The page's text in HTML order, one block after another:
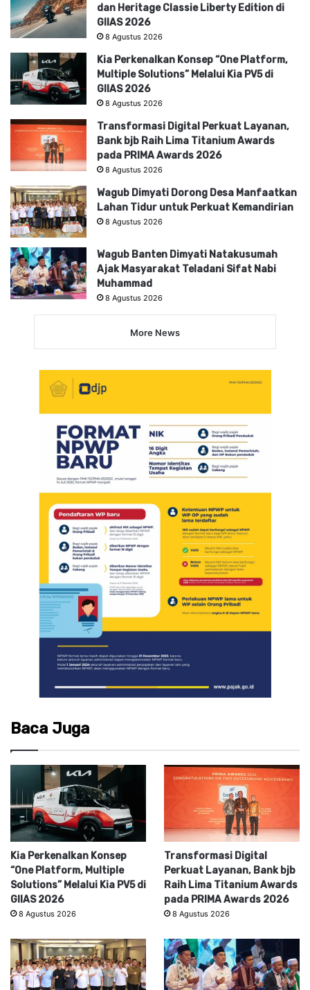
dan Heritage Classie Liberty Edition di
GIIAS 2026
8 Agustus 2026
Kia Perkenalkan Konsep “One Platform,
Multiple Solutions” Melalui Kia PV5 di
GIIAS 2026
8 Agustus 2026
Transformasi Digital Perkuat Layanan,
Bank bjb Raih Lima Titanium Awards
pada PRIMA Awards 2026
8 Agustus 2026
Wagub Dimyati Dorong Desa Manfaatkan
Lahan Tidur untuk Perkuat Kemandirian
8 Agustus 2026
Wagub Banten Dimyati Natakusumah
Ajak Masyarakat Teladani Sifat Nabi
Muhammad
8 Agustus 2026
More News
Baca Juga
Kia Perkenalkan Konsep
“One Platform, Multiple
Solutions” Melalui Kia PV5 di
GIIAS 2026
8 Agustus 2026
Transformasi Digital
Perkuat Layanan, Bank bjb
Raih Lima Titanium Awards
pada PRIMA Awards 2026
8 Agustus 2026